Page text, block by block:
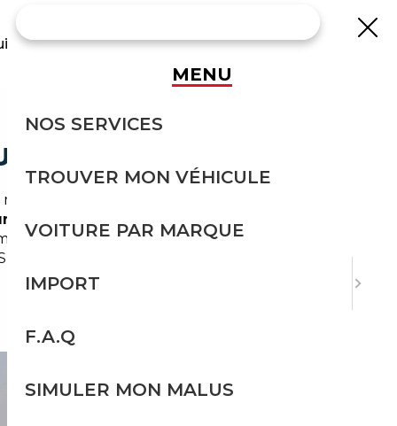
et navettes vers Vesoul ou Belfort.
des spécificités locales : usage mixte
compacts adaptés aux petites routes.
MENU
NOS SERVICES
TROUVER MON VÉHICULE
VOITURE PAR MARQUE
IMPORT
F.A.Q
SIMULER MON MALUS